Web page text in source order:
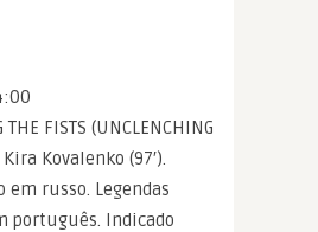
THE FISTS (UNCLENCHING
Kira Kovalenko (97′).
em russo. Legendas
português. Indicado